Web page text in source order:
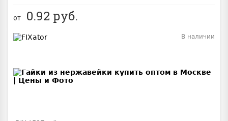
от 0.92 руб.
В наличии